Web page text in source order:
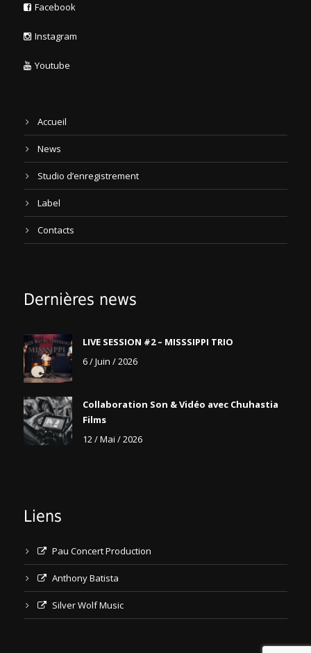
Facebook
Instagram
Youtube
Accueil
News
Studio d’enregistrement
Label
Contacts
Dernières news
LIVE SESSION #2 – MISSSIPPI TRIO
6 / Juin / 2026
Collaboration Son & Vidéo avec Chuhastia
Films
12 / Mai / 2026
Liens
Pau Concert Production
Anthony Batista
Silver Wolf Music